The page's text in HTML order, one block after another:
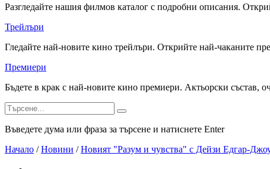
Разгледайте нашия филмов каталог с подробни описания.
Трейлъри
Гледайте най-новите кино трейлъри. Открийте най-чаканите
Премиери
Бъдете в крак с най-новите кино премиери. Актьорски състав,
Въведете дума или фраза за търсене и натиснете Enter
Начало / Новини / Новият "Разум и чувства" с Дейзи Едгар-